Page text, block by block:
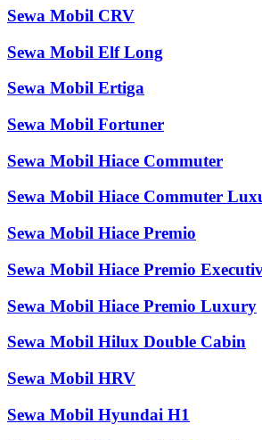
Sewa Mobil CRV
Sewa Mobil Elf Long
Sewa Mobil Ertiga
Sewa Mobil Fortuner
Sewa Mobil Hiace Commuter
Sewa Mobil Hiace Commuter
Sewa Mobil Hiace Premio
Sewa Mobil Hiace Premio
Sewa Mobil Hiace Premio Luxury
Sewa Mobil Hilux Double Cabin
Sewa Mobil HRV
Sewa Mobil Hyundai H1